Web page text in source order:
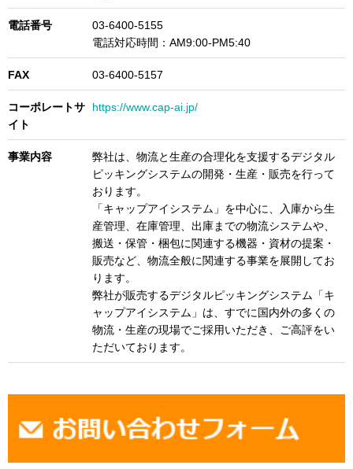
電話番号
03-6400-5155
電話対応時間：AM9:00-PM5:40
FAX 03-6400-5157
コーポレートサ
イト
https://www.cap-ai.jp/
事業内容
弊社は、物流と生産の合理化を支援するデジタル
ピッキングシステムの開発・生産・販売を行って
おります。
「キャップアイシステム」を中心に、入庫から生
産管理、在庫管理、出庫までの物流システムや、
搬送・保管・梱包に関連する機器・資材の提案・
販売など、物流全般に関連する事業を展開してお
ります。
弊社が販売するデジタルピッキングシステム「キ
ャップアイシステム」は、すでに国内外の多くの
物流・生産の現場でご採用いただき、ご高評をい
ただいております。